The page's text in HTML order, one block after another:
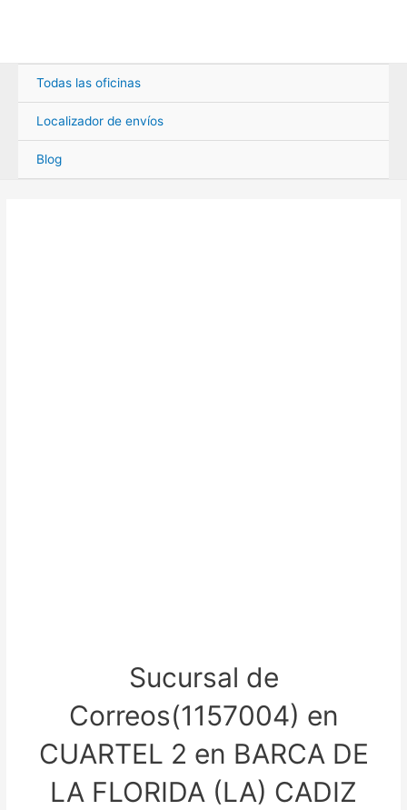
Todas las oficinas
Localizador de envíos
Blog
Sucursal de
Correos(1157004) en
CUARTEL 2 en BARCA DE
LA FLORIDA (LA) CADIZ